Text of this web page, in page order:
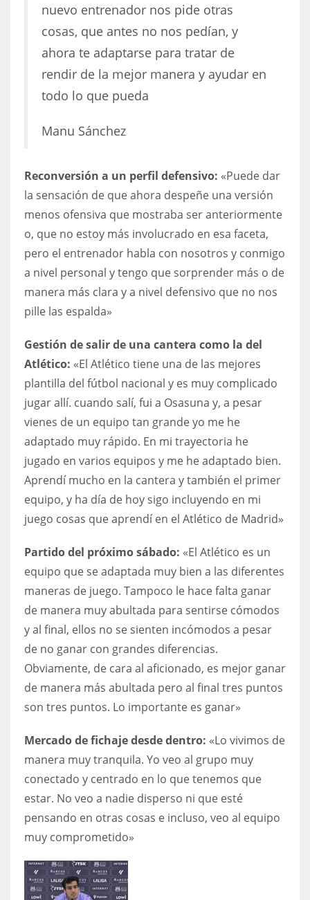
DAL
22
nuevo entrenador nos pide otras
cosas, que antes no nos pedían, y
ahora te adaptarse para tratar de
rendir de la mejor manera y ayudar en
todo lo que pueda
Manu Sánchez
Reconversión a un perfil defensivo: «Puede dar
la sensación de que ahora despeñe una versión
menos ofensiva que mostraba ser anteriormente
o, que no estoy más involucrado en esa faceta,
pero el entrenador habla con nosotros y conmigo
a nivel personal y tengo que sorprender más o de
manera más clara y a nivel defensivo que no nos
pille las espalda»
Gestión de salir de una cantera como la del
Atlético: «El Atlético tiene una de las mejores
plantilla del fútbol nacional y es muy complicado
jugar allí. cuando salí, fui a Osasuna y, a pesar
vienes de un equipo tan grande yo me he
adaptado muy rápido. En mi trayectoria he
jugado en varios equipos y me he adaptado bien.
Aprendí mucho en la cantera y también el primer
equipo, y ha día de hoy sigo incluyendo en mi
juego cosas que aprendí en el Atlético de Madrid»
Partido del próximo sábado: «El Atlético es un
equipo que se adaptada muy bien a las diferentes
maneras de juego. Tampoco le hace falta ganar
de manera muy abultada para sentirse cómodos
y al final, ellos no se sienten incómodos a pesar
de no ganar con grandes diferencias.
Obviamente, de cara al aficionado, es mejor ganar
de manera más abultada pero al final tres puntos
son tres puntos. Lo importante es ganar»
Mercado de fichaje desde dentro: «Lo vivimos de
manera muy tranquila. Yo veo al grupo muy
conectado y centrado en lo que tenemos que
estar. No veo a nadie disperso ni que esté
pensando en otras cosas e incluso, veo al equipo
muy comprometido»